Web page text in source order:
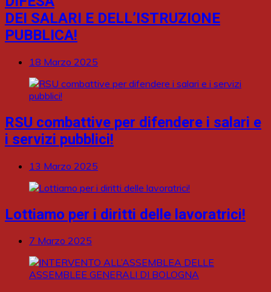
DEI SALARI E DELL’ISTRUZIONE
PUBBLICA!
18 Marzo 2025
RSU combattive per difendere i salari e
i servizi pubblici!
13 Marzo 2025
Lottiamo per i diritti delle lavoratrici!
7 Marzo 2025